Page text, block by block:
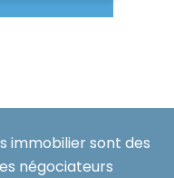
immobilier sont des
négociateurs